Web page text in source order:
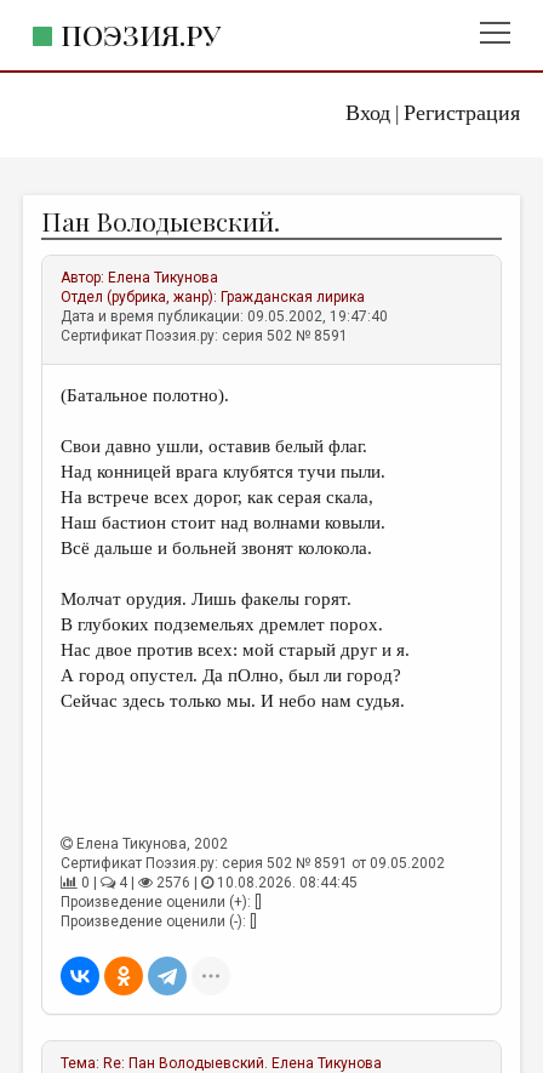
Вход| Регистрация
ПОЭЗИЯ.РУ
ЖАНРЫ
АВТОРЫ
КОММЕНТАРИИ
ЛИТСАЛОН
НОВОСТИ
ПРАВИЛА САЙТА
ОТДЕЛЫ И РУБРИКИ
ИЗБРАННОЕ
ПРОИЗВЕДЕНИЯ
ПЕРЕВОДЫ
КОНКУРСЫ
ОБЗОР ЛИТЕРАТУРЫ
СТРАНИЦЫ ПАМЯТИ
ОБЪЯВЛЕНИЯ
КОЛОНКА РЕДАКТОРА
РЕДКОЛЛЕГИЯ
ОТ РЕДАКЦИИ
Пан Володыевский.
Автор: Елена Тикунова
Отдел (рубрика, жанр): Гражданская лирика
Дата и время публикации: 09.05.2002, 19:47:40
Сертификат Поэзия.ру: серия 502 № 8591
(Батальное полотно).
Свои давно ушли, оставив белый флаг.
Над конницей врага клубятся тучи пыли.
На встрече всех дорог, как серая скала,
Наш бастион стоит над волнами ковыли.
Всё дальше и больней звонят колокола.
Молчат орудия. Лишь факелы горят.
В глубоких подземельях дремлет порох.
Нас двое против всех: мой старый друг и я.
А город опустел. Да пОлно, был ли город?
Сейчас здесь только мы. И небо нам судья.
Елена Тикунова, 2002
Сертификат Поэзия.ру: серия 502 № 8591 от 09.05.2002
0 |
4 | 2576 |
10.08.2026. 08:44:45
Произведение оценили (+): []
Произведение оценили (-): []
Тема: Re: Пан Володыевский. Елена Тикунова